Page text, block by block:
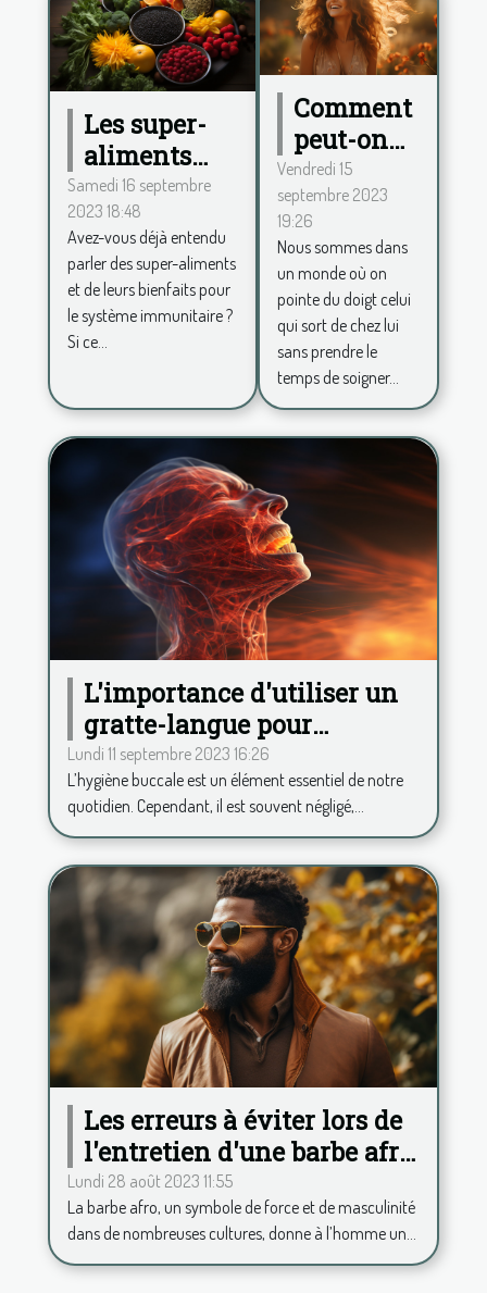
Les super-
aliments
pour
renforcer le
système
immunitaire
Samedi 16 septembre
2023 18:48
Avez-vous déjà entendu
parler des super-aliments
et de leurs bienfaits pour
le système immunitaire ?
Si ce...
Comment
peut-on
procéder
pour se
sentir
belle au
quotidien
et avoir
plus de
confiance
en soi ?
Vendredi 15
septembre 2023
19:26
Nous sommes dans
un monde où on
pointe du doigt celui
qui sort de chez lui
sans prendre le
temps de soigner...
L'importance d'utiliser un
gratte-langue pour
maintenir une haleine
fraîche
Lundi 11 septembre 2023 16:26
L’hygiène buccale est un élément essentiel de notre
quotidien. Cependant, il est souvent négligé,...
Les erreurs à éviter lors de
l'entretien d'une barbe afro
pour toujours rester chic
Lundi 28 août 2023 11:55
La barbe afro, un symbole de force et de masculinité
dans de nombreuses cultures, donne à l’homme un...